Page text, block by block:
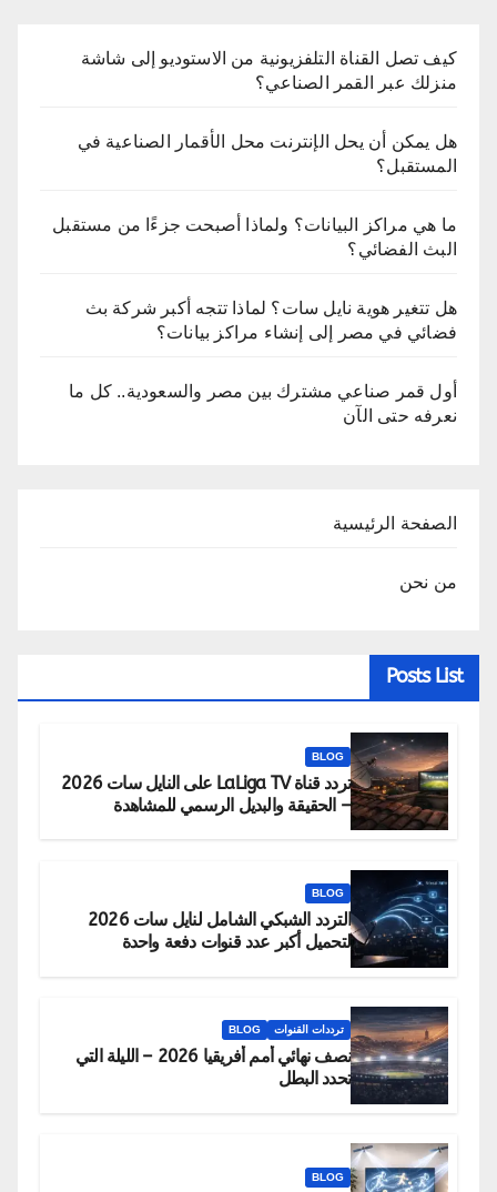
كيف تصل القناة التلفزيونية من الاستوديو إلى شاشة
منزلك عبر القمر الصناعي؟
هل يمكن أن يحل الإنترنت محل الأقمار الصناعية في
المستقبل؟
ما هي مراكز البيانات؟ ولماذا أصبحت جزءًا من مستقبل
البث الفضائي؟
هل تتغير هوية نايل سات؟ لماذا تتجه أكبر شركة بث
فضائي في مصر إلى إنشاء مراكز بيانات؟
أول قمر صناعي مشترك بين مصر والسعودية.. كل ما
نعرفه حتى الآن
الصفحة الرئيسية
من نحن
Posts List
BLOG
تردد قناة LaLiga TV على النايل سات 2026
– الحقيقة والبديل الرسمي للمشاهدة
BLOG
التردد الشبكي الشامل لنايل سات 2026
لتحميل أكبر عدد قنوات دفعة واحدة
ترددات القنوات BLOG
نصف نهائي أمم أفريقيا 2026 – الليلة التي
تحدد البطل
BLOG